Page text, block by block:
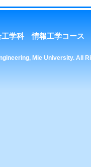
工学科 情報工学コース
Mie University. All